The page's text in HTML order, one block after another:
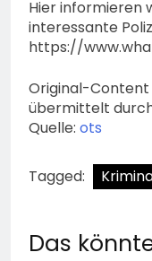
Hier informieren
interessante
https://
Original-Content
übermittelt
Quelle: ots
Tagged:
Das